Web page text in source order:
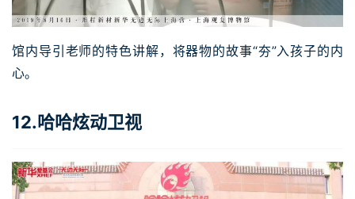
馆内导引老师的特色讲解，将器物的故事“夯”入孩子的内
心。
12.哈哈炫动卫视